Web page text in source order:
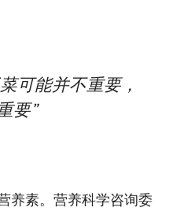
可能并不重要，
要”
养素。营养科学咨询委